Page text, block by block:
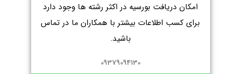
امکان دریافت بورسیه در اکثر رشته ها وجود دارد
برای کسب اطلاعات بیشتر با همکاران ما در تماس
باشید.
09379094130